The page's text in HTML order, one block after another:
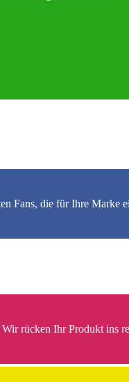
Fans, die für Ihre
rücken Ihr Produkt ins